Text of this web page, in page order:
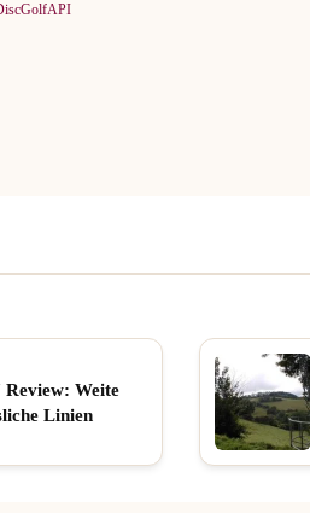
Weite
Linien